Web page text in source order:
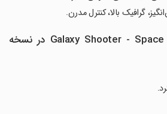
گرافیک بالا، کنترل مدرن.
تغییرات بازی Galaxy Shooter - Space Attack در نسخه